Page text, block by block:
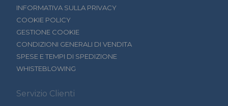
INFORMATIVA SULLA PRIVACY
COOKIE POLICY
GESTIONE COOKIE
CONDIZIONI GENERALI DI VENDITA
SPESE E TEMPI DI SPEDIZIONE
WHISTEBLOWING
Servizio Clienti